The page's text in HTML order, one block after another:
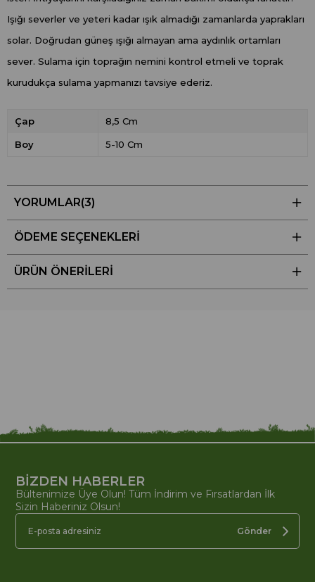
Işığı severler ve yeteri kadar ışık almadığı zamanlarda yaprakları
solar. Doğrudan güneş ışığı almayan ama aydınlık ortamları
sever. Sulama için toprağın nemini kontrol etmeli ve toprak
kurudukça sulama yapmanızı tavsiye ederiz.
Çap 8,5 Cm
Boy 5-10 Cm
YORUMLAR(3)
ÖDEME SEÇENEKLERI
ÜRÜN ÖNERILERI
BİZDEN HABERLER
Bültenimize Üye Olun! Tüm İndirim ve Fırsatlardan İlk
Sizin Haberiniz Olsun!
Gönder